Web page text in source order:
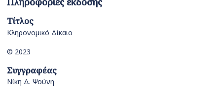
Τίτλος
Κληρονομικό Δίκαιο
© 2023
Συγγραφέας
Νίκη Δ. Ψούνη